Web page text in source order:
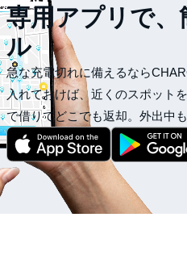
専用アプリで、
ル
急な充電切れに備えるなら
入れておけば、近くのスポット
で借りてどこでも返却。外出中